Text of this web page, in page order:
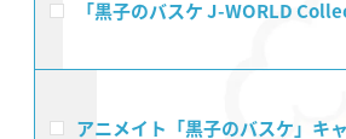
「黒子のバスケ J-WORLD
アニメイト「黒子のバスケ」キ